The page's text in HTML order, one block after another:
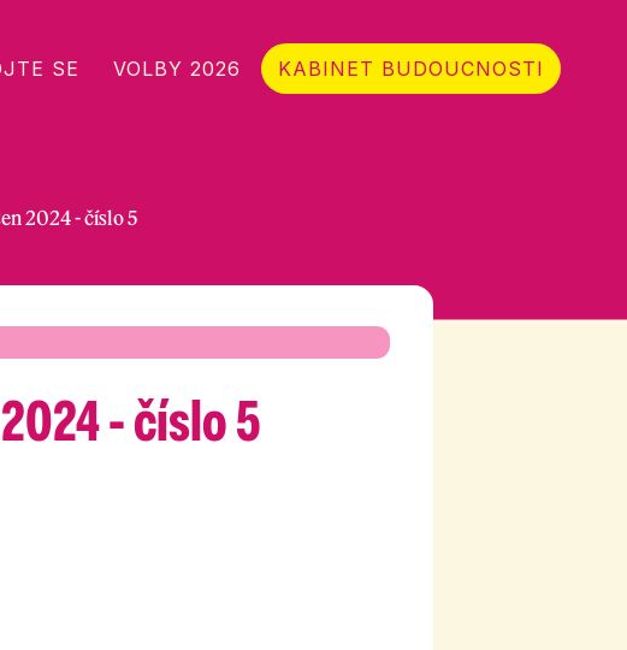
SE VOLBY 2026 KABINET BUDOUCNOSTI
2024 - číslo 5
- číslo 5